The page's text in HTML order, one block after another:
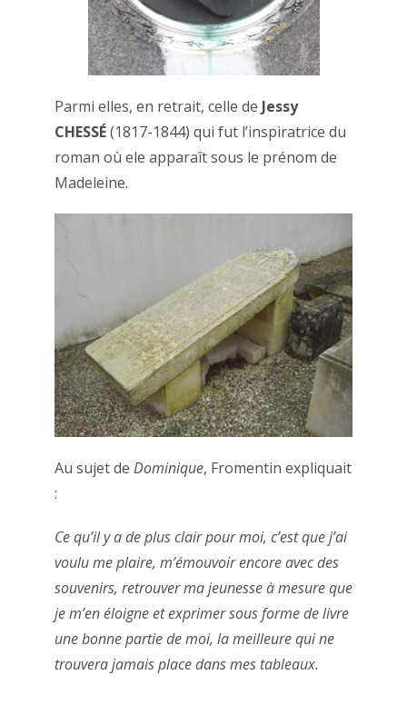
Parmi elles, en retrait, celle de Jessy
CHESSÉ(1817-1844) qui fut l’inspiratrice du
roman où ele apparaît sous le prénom de
Madeleine.
Au sujet de Dominique, Fromentin expliquait
:
Ce qu’il y a de plus clair pour moi, c’est que j’ai
voulu me plaire, m’émouvoir encore avec des
souvenirs, retrouver ma jeunesse à mesure que
je m’en éloigne et exprimer sous forme de livre
une bonne partie de moi, la meilleure qui ne
trouvera jamais place dans mes tableaux.